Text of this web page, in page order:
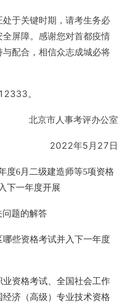
于关键时期，请考生务必
屏障。感谢您对首都疫情
配合，相信众志成城必将
。
北京市人事考评办公室
2022年5月27日
度6月二级建造师等5项资格
下一年度开展
问题的解答
哪些资格考试并入下一年度
资格考试、全国社会工作
济（高级）专业技术资格